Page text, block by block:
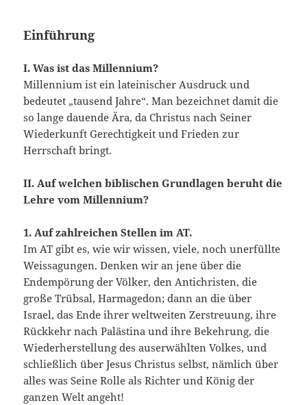
Einführung
I. Was ist das Millennium?
Millennium ist ein lateinischer Ausdruck und
bedeutet „tausend Jahre“. Man bezeichnet damit die
so lange dauende Ära, da Christus nach Seiner
Wiederkunft Gerechtigkeit und Frieden zur
Herrschaft bringt.
II. Auf welchen biblischen Grundlagen beruht die
Lehre vom Millennium?
1. Auf zahlreichen Stellen im AT.
Im AT gibt es, wie wir wissen, viele, noch unerfüllte
Weissagungen. Denken wir an jene über die
Endempörung der Völker, den Antichristen, die
große Trübsal, Harmagedon; dann an die über
Israel, das Ende ihrer weltweiten Zerstreuung, ihre
Rückkehr nach Palästina und ihre Bekehrung, die
Wiederherstellung des auserwählten Volkes, und
schließlich über Jesus Christus selbst, nämlich über
alles was Seine Rolle als Richter und König der
ganzen Welt angeht!